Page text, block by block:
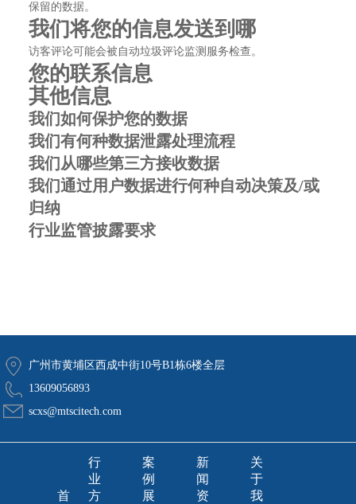
保留的数据。
我们将您的信息发送到哪
访客评论可能会被自动垃圾评论监测服务检查。
您的联系信息
其他信息
我们如何保护您的数据
我们有何种数据泄露处理流程
我们从哪些第三方接收数据
我们通过用户数据进行何种自动决策及/或
归纳
行业监管披露要求
广州市黄埔区西成中街10号B1栋6楼全层
13609056893
scxs@mtscitech.com
首
行
业
方
案
例
展
新
闻
资
关
于
我